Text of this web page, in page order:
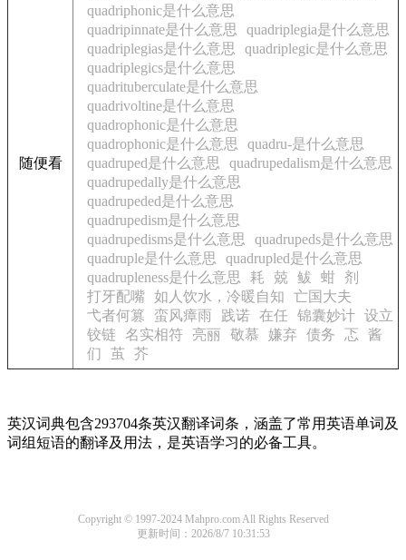
随便看
quadriphonic是什么意思
quadripinnate是什么意思
quadriplegia是什么意思
quadriplegias是什么意思
quadriplegic是什么意思
quadriplegics是什么意思
quadrituberculate是什么意思
quadrivoltine是什么意思
quadrophonic是什么意思
quadrophonic是什么意思
quadru-是什么意思
quadruped是什么意思
quadrupedalism是什么意思
quadrupedally是什么意思
quadrupeded是什么意思
quadrupedism是什么意思
quadrupedisms是什么意思
quadrupeds是什么意思
quadruple是什么意思
quadrupled是什么意思
quadrupleness是什么意思
耗 兢 鲅 蚶
剂
打牙配嘴 如人饮水，冷暖自知
亡国大夫
弋者何篡
蛮风瘴雨 践诺 在任 锦囊妙计 设立
铰链
名实相符 亮丽 敬慕 嫌弃 债务 忑
酱
们
茧 芥
英汉词典包含293704条英汉翻译词条，涵盖了常用英语单词及
词组短语的翻译及用法，是英语学习的必备工具。
Copyright © 1997-2024 Mahpro.com All Rights Reserved
更新时间：2026/8/7 10:31:53